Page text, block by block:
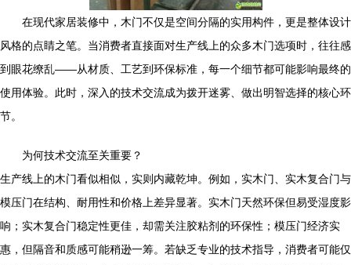
在现代家居装修中，木门不仅是空间分隔的实用构件，更是整体设计
风格的点睛之笔。当消费者直接面对生产线上的众多木门选项时，往往感
到眼花缭乱——从材质、工艺到环保标准，每一个细节都可能影响最终的
使用体验。此时，深入的技术交流成为拨开迷雾、做出明智选择的核心环
节。
为何技术交流至关重要？
生产线上的木门看似相似，实则内藏乾坤。例如，实木门、实木复合门与
模压门在结构、耐用性和价格上差异显著。实木门天然环保但易受湿度影
响；实木复合门稳定性更佳，却需关注胶粘剂的环保性；模压门经济实
惠，但隔音和质感可能稍逊一筹。若缺乏专业的技术指导，消费者可能仅